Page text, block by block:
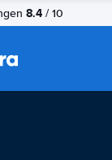
8.4 / 10